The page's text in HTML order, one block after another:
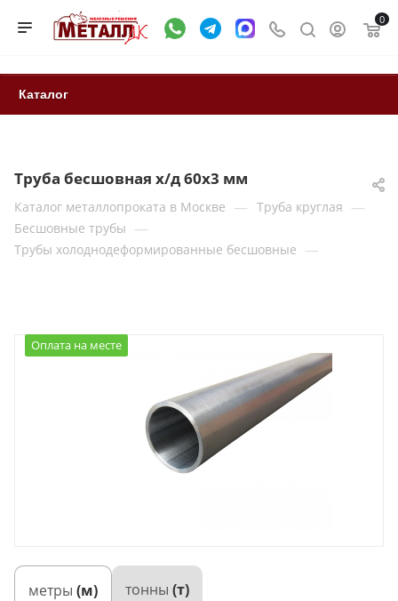
0
Каталог
Труба бесшовная х/д 60х3 мм
Каталог металлопроката в Москве — Труба круглая —
Бесшовные трубы —
Трубы холоднодеформированные бесшовные —
Оплата на месте
метры (м) тонны (т)